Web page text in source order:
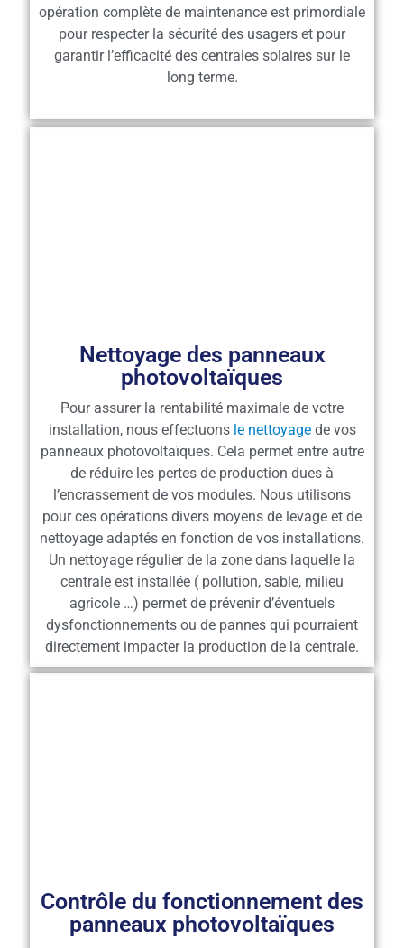
opération complète de maintenance est primordiale
pour respecter la sécurité des usagers et pour
garantir l’efficacité des centrales solaires sur le
long terme.
Nettoyage des panneaux
photovoltaïques
Pour assurer la rentabilité maximale de votre
installation, nous effectuons le nettoyagede vos
panneaux photovoltaïques. Cela permet entre autre
de réduire les pertes de production dues à
l’encrassement de vos modules. Nous utilisons
pour ces opérations divers moyens de levage et de
nettoyage adaptés en fonction de vos installations.
Un nettoyage régulier de la zone dans laquelle la
centrale est installée ( pollution, sable, milieu
agricole …) permet de prévenir d’éventuels
dysfonctionnements ou de pannes qui pourraient
directement impacter la production de la centrale.
Contrôle du fonctionnement des
panneaux photovoltaïques